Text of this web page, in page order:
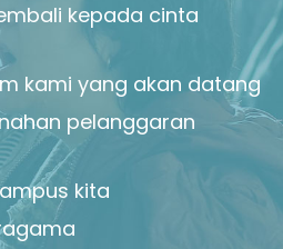
kepada cinta
kami yang akan datang
pelanggaran
kita